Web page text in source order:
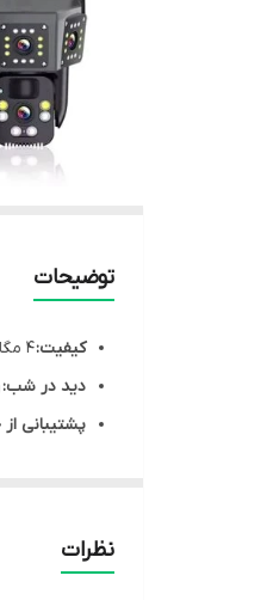
توضیحات
کیفیت:
دید در شب:
پشتیبانی
تامین انرژی:
نوع محصول
نظرات